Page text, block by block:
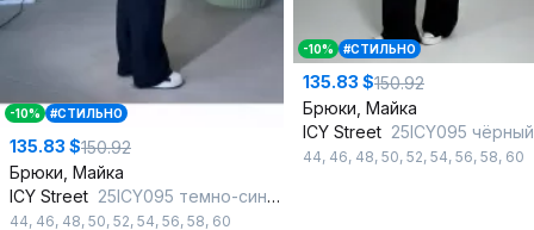
-10% #СТИЛЬНО
135.83 $150.92
Брюки, Майка
ICY Street 25ICY095 темно-синий
44, 46, 48, 50, 52, 54, 56, 58, 60
-10% #СТИЛЬНО
135.83 $150.92
Брюки, Майка
ICY Street 25ICY095 чёрный
44, 46, 48, 50, 52, 54, 56, 58, 60